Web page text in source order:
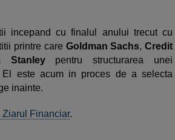
incepand cu finalul anului trecut cu
printre care Goldman Sachs, Credit
Stanleypentru structurarea unei
El este acum in proces de a selecta
inainte.
Ziarul Financiar.